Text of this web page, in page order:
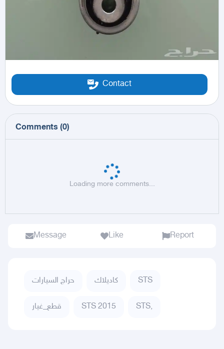
Contact
Comments (0)
Loading more comments...
Message Like Report
حراج السيارات كاديلاك STS
قطع_غيار STS 2015 STS,